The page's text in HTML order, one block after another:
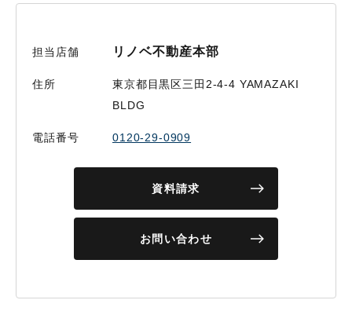
担当店舗 リノベ不動産本部
住所
東京都目黒区三田2-4-4 YAMAZAKI
BLDG
電話番号 0120-29-0909
資料請求
お問い合わせ